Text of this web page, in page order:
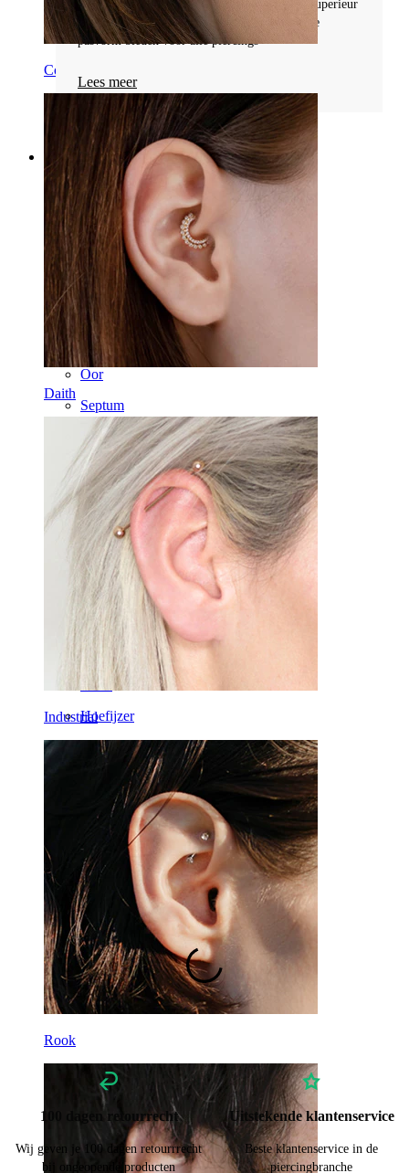
Conch
Daith
Industrial
Rook
Ontdek waarom flat back oorbellen (labrets) superieur
comfort, hypoallergeen materiaal en een goede
pasvorm bieden voor alle piercings
Lees meer
Categorieën
Navel
Lip
Tepel
Industrial
Dermal
Helix
Oor
Septum
14k Goud
Clip-on
Labret
Tong
Neus
Tragus
Recht staafje
Rook
Daith
Hoefijzer
Ring
Gereedschappen
Gebogen staafje
Titanium
100 dagen retourrecht
Wij geven je 100 dagen retourrrecht
bij ongeopende producten
Uitstekende klantenservice
Beste klantenservice in de
piercingbranche